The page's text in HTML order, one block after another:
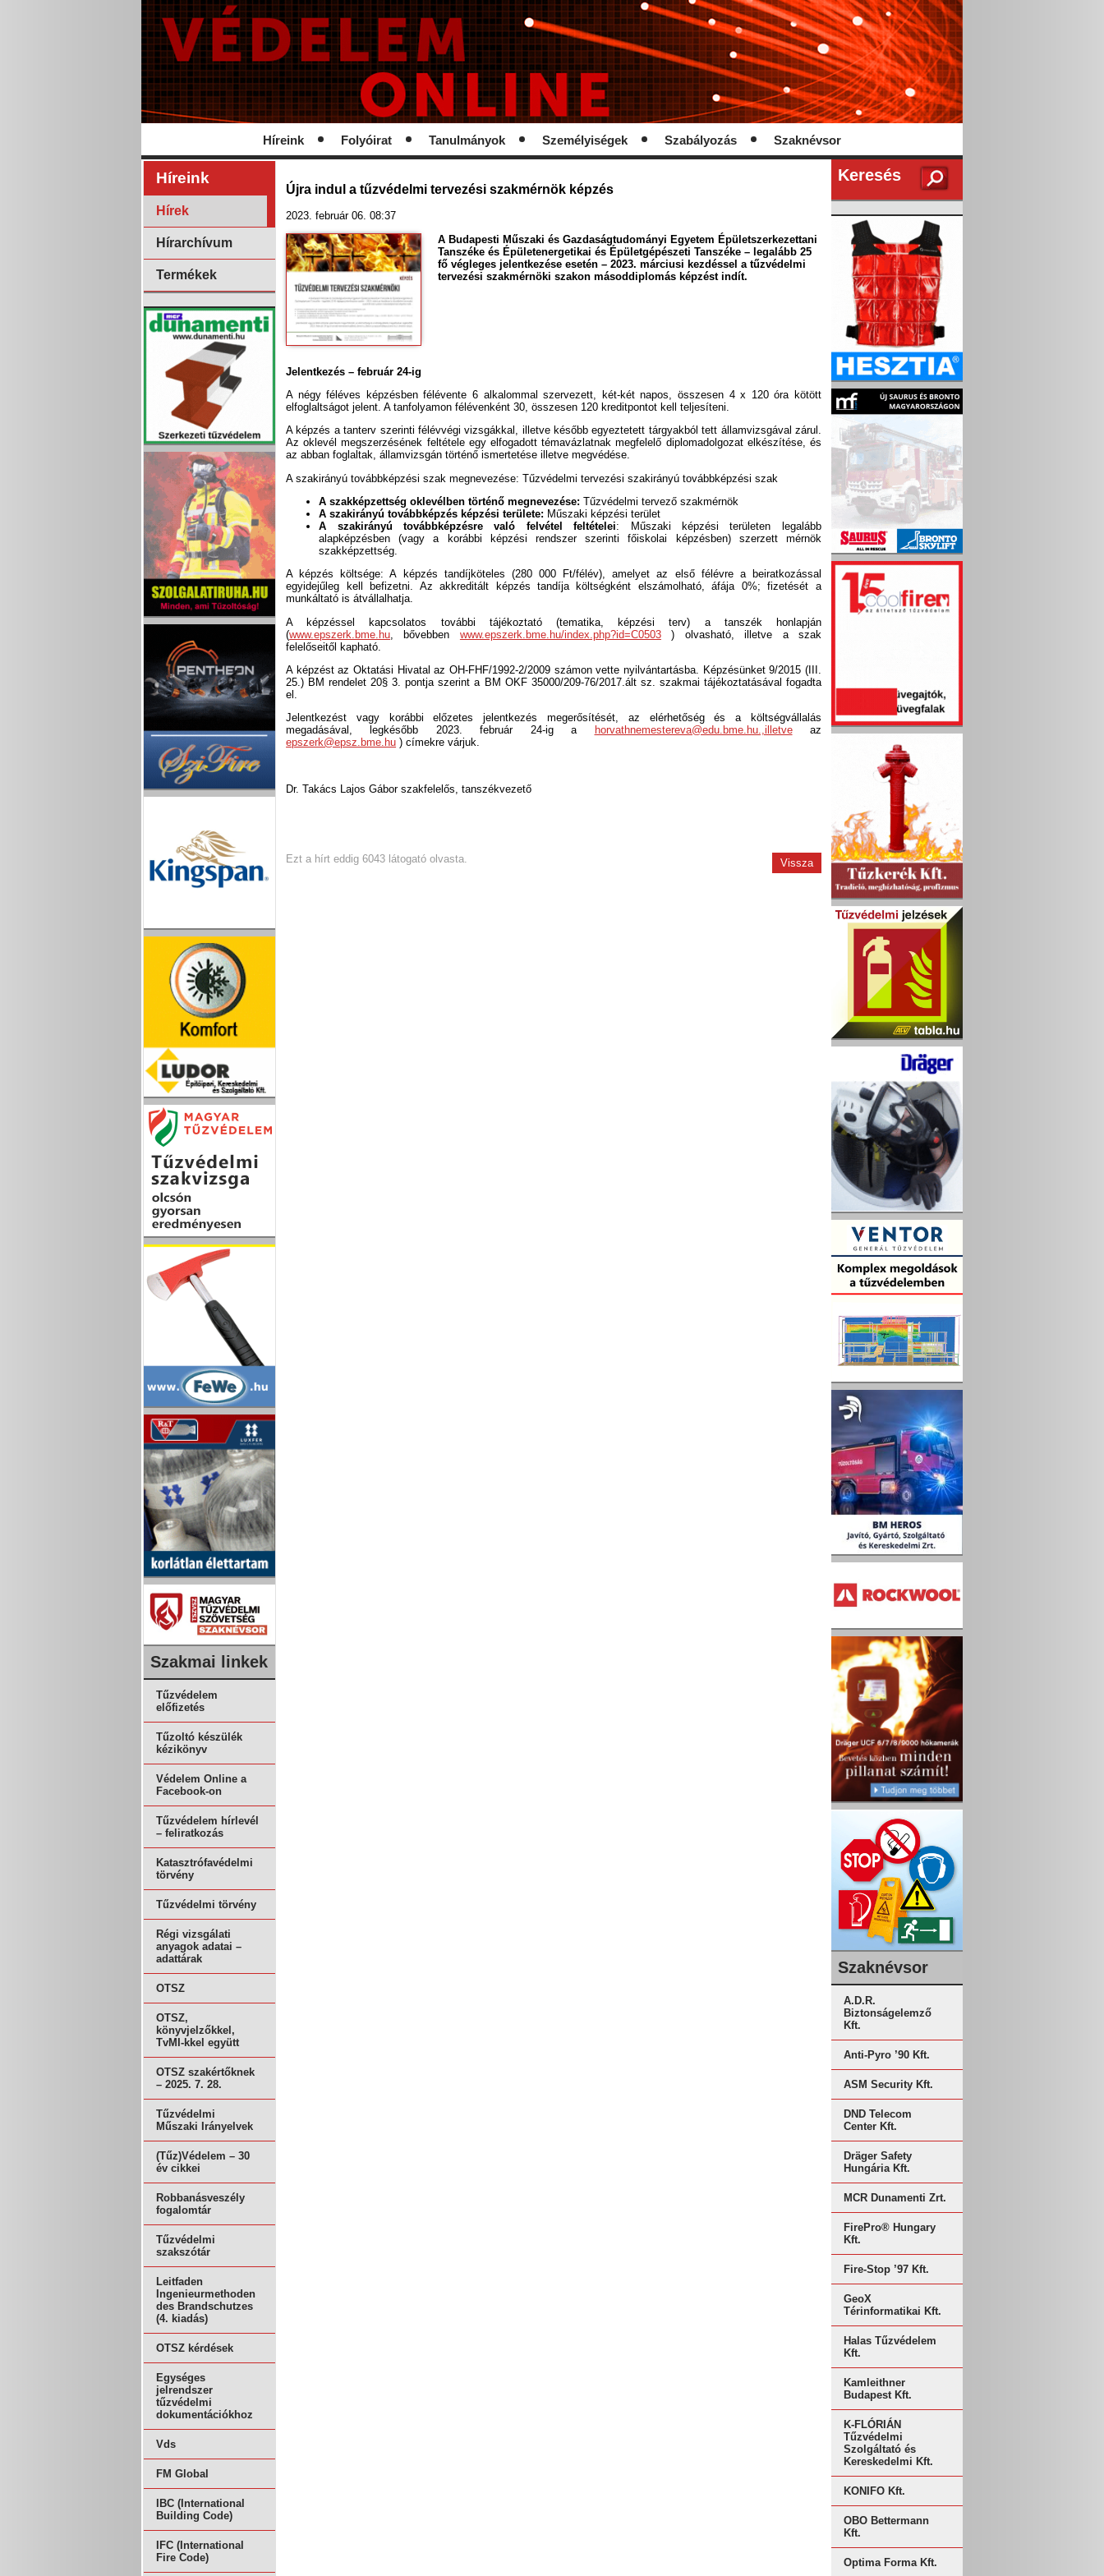
Híreink Folyóirat Tanulmányok Személyiségek Szabályozás Szaknévsor
Híreink
Hírek
Hírarchívum
Termékek
Szakmai linkek
Tűzvédelem
előfizetés
Tűzoltó készülék
kézikönyv
Védelem Online a
Facebook-on
Tűzvédelem hírlevél
– feliratkozás
Katasztrófavédelmi
törvény
Tűzvédelmi törvény
Régi vizsgálati
anyagok adatai –
adattárak
OTSZ
OTSZ,
könyvjelzőkkel,
TvMI-kkel együtt
OTSZ szakértőknek
– 2025. 7. 28.
Tűzvédelmi
Műszaki Irányelvek
(Tűz)Védelem – 30
év cikkei
Robbanásveszély
fogalomtár
Tűzvédelmi
szakszótár
Leitfaden
Ingenieurmethoden
des Brandschutzes
(4. kiadás)
OTSZ kérdések
Egységes
jelrendszer
tűzvédelmi
dokumentációkhoz
Vds
FM Global
IBC (International
Building Code)
IFC (International
Fire Code)
Újra indul a tűzvédelmi tervezési szakmérnök képzés
2023. február 06. 08:37
A Budapesti Műszaki és Gazdaságtudományi Egyetem Épületszerkezettani
Tanszéke és Épületenergetikai és Épületgépészeti Tanszéke – legalább 25
fő végleges jelentkezése esetén – 2023. márciusi kezdéssel a tűzvédelmi
tervezési szakmérnöki szakon másoddiplomás képzést indít.
Jelentkezés – február 24-ig
A négy féléves képzésben félévente 6 alkalommal szervezett, két-két napos, összesen 4 x 120 óra kötött
elfoglaltságot jelent. A tanfolyamon félévenként 30, összesen 120 kreditpontot kell teljesíteni.
A képzés a tanterv szerinti félévvégi vizsgákkal, illetve később egyeztetett tárgyakból tett államvizsgával zárul.
Az oklevél megszerzésének feltétele egy elfogadott témavázlatnak megfelelő diplomadolgozat elkészítése, és
az abban foglaltak, államvizsgán történő ismertetése illetve megvédése.
A szakirányú továbbképzési szak megnevezése: Tűzvédelmi tervezési szakirányú továbbképzési szak
A szakképzettség oklevélben történő megnevezése: Tűzvédelmi tervező szakmérnök
A szakirányú továbbképzés képzési területe: Műszaki képzési terület
A szakirányú továbbképzésre való felvétel feltételei: Műszaki képzési területen legalább
alapképzésben (vagy a korábbi képzési rendszer szerinti főiskolai képzésben) szerzett mérnök
szakképzettség.
A képzés költsége: A képzés tandíjköteles (280 000 Ft/félév), amelyet az első félévre a beiratkozással
egyidejűleg kell befizetni. Az akkreditált képzés tandíja költségként elszámolható, áfája 0%; fizetését a
munkáltató is átvállalhatja.
A képzéssel kapcsolatos további tájékoztató (tematika, képzési terv) a tanszék honlapján
(www.epszerk.bme.hu , bővebben www.epszerk.bme.hu/index.php?id=C0503) olvasható, illetve a szak
felelőseitől kapható.
A képzést az Oktatási Hivatal az OH-FHF/1992-2/2009 számon vette nyilvántartásba. Képzésünket 9/2015 (III.
25.) BM rendelet 20§ 3. pontja szerint a BM OKF 35000/209-76/2017.ált sz. szakmai tájékoztatásával fogadta
el.
Jelentkezést vagy korábbi előzetes jelentkezés megerősítését, az elérhetőség és a költségvállalás
megadásával, legkésőbb 2023. február 24-ig a
horvathnemestereva@edu.bme.hu.,illetveaz
epszerk@epsz.bme.hu ) címekre várjuk.
Dr. Takács Lajos Gábor szakfelelős, tanszékvezető
Vissza
Ezt a hírt eddig 6043 látogató olvasta.
Keresés
Szaknévsor
A.D.R.
Biztonságelemző
Kft.
Anti-Pyro ’90 Kft.
ASM Security Kft.
DND Telecom
Center Kft.
Dräger Safety
Hungária Kft.
MCR Dunamenti Zrt.
FirePro® Hungary
Kft.
Fire-Stop ’97 Kft.
GeoX
Térinformatikai Kft.
Halas Tűzvédelem
Kft.
Kamleithner
Budapest Kft.
K-FLÓRIÁN
Tűzvédelmi
Szolgáltató és
Kereskedelmi Kft.
KONIFO Kft.
OBO Bettermann
Kft.
Optima Forma Kft.